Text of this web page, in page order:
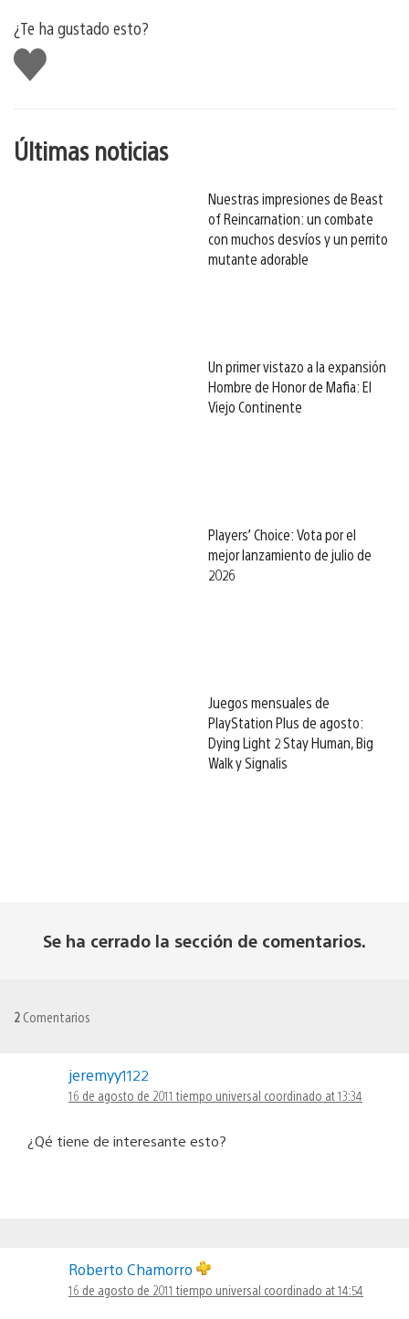
¿Te ha gustado esto?
Me
gusta
Últimas noticias
Nuestras impresiones de Beast
of Reincarnation: un combate
con muchos desvíos y un perrito
mutante adorable
Un primer vistazo a la expansión
Hombre de Honor de Mafia: El
Viejo Continente
Players’ Choice: Vota por el
mejor lanzamiento de julio de
2026
Juegos mensuales de
PlayStation Plus de agosto:
Dying Light 2 Stay Human, Big
Walk y Signalis
Se ha cerrado la sección de comentarios.
2 Comentarios
jeremyy1122
16 de agosto de 2011 tiempo universal coordinado at 13:34
¿Qé tiene de interesante esto?
Roberto Chamorro
16 de agosto de 2011 tiempo universal coordinado at 14:54